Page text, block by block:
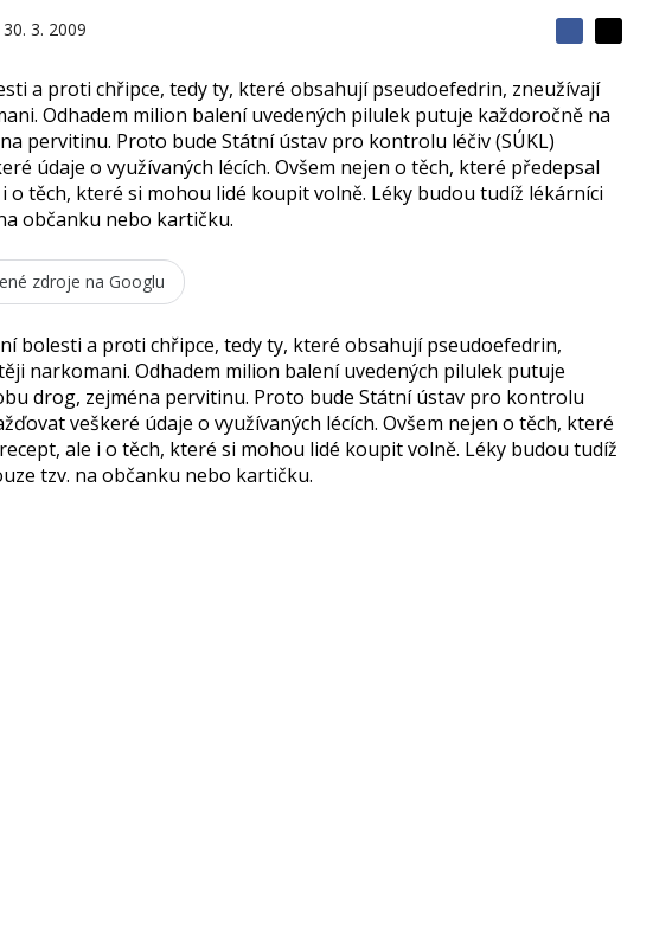
30. 3. 2009
S
d
í
l
e
t
S
í
l
e
e
n
e
a proti chřipce, tedy ty, které obsahují pseudoefedrin, zneužívají
Odhadem milion balení uvedených pilulek putuje každoročně na
pervitinu. Proto bude Státní ústav pro kontrolu léčiv (SÚKL)
údaje o využívaných lécích. Ovšem nejen o těch, které předepsal
o těch, které si mohou lidé koupit volně. Léky budou tudíž lékárníci
občanku nebo kartičku.
zdroje na Googlu
bolesti a proti chřipce, tedy ty, které obsahují pseudoefedrin,
narkomani. Odhadem milion balení uvedených pilulek putuje
drog, zejména pervitinu. Proto bude Státní ústav pro kontrolu
veškeré údaje o využívaných lécích. Ovšem nejen o těch, které
ale i o těch, které si mohou lidé koupit volně. Léky budou tudíž
tzv. na občanku nebo kartičku.